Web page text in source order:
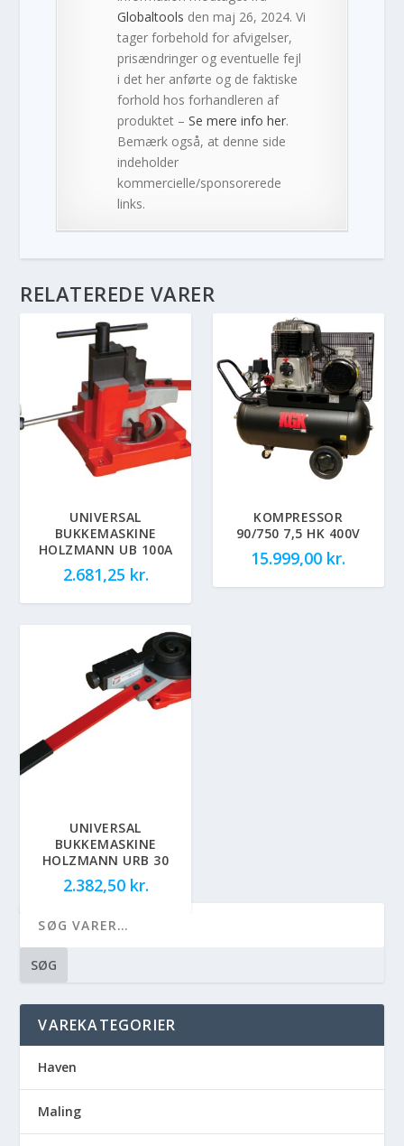
Globaltools den maj 26, 2024. Vi
tager forbehold for afvigelser,
prisændringer og eventuelle fejl
i det her anførte og de faktiske
forhold hos forhandleren af
produktet –Se mere info her.
Bemærk også, at denne side
indeholder
kommercielle/sponsorerede
links.
RELATEREDE VARER
UNIVERSAL
BUKKEMASKINE
HOLZMANN UB 100A
2.681,25 kr.
KOMPRESSOR
90/750 7,5 HK 400V
15.999,00 kr.
UNIVERSAL
BUKKEMASKINE
HOLZMANN URB 30
2.382,50 kr.
SØG
VAREKATEGORIER
Haven
Maling